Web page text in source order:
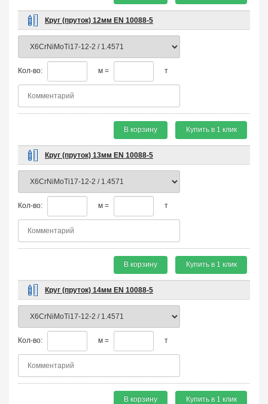
Круг (пруток) 12мм EN 10088-5
Кол-во: м = т
В корзину Купить в 1 клик
Круг (пруток) 13мм EN 10088-5
Кол-во: м = т
В корзину Купить в 1 клик
Круг (пруток) 14мм EN 10088-5
Кол-во: м = т
В корзину Купить в 1 клик